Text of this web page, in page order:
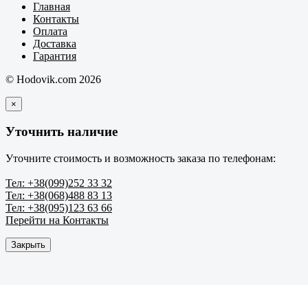
Главная
Контакты
Оплата
Доставка
Гарантия
© Hodovik.com 2026
×
Уточнить наличие
Уточните стоимость и возможность заказа по телефонам:
Тел: +38(099)252 33 32
Тел: +38(068)488 83 13
Тел: +38(095)123 63 66
Перейти на Контакты
Закрыть